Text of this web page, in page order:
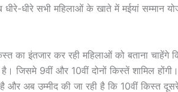
धीरे सभी महिलाओं के खाते में मईयां सम्मान
का इंतजार कर रही महिलाओं को बताना
जिसमे 9वीं और 10वीं दोनों किस्तें शामिल
और अब उम्मीद की जा रही है कि 10वीं किस्त